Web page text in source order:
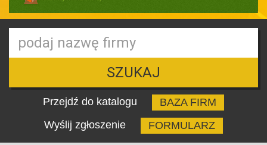
SZUKAJ
Przejdź do katalogu
BAZA FIRM
Wyślij zgłoszenie
FORMULARZ